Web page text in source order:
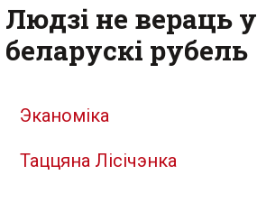
Людзі не вераць у
беларускі рубель
Эканоміка
Таццяна Лісічэнка